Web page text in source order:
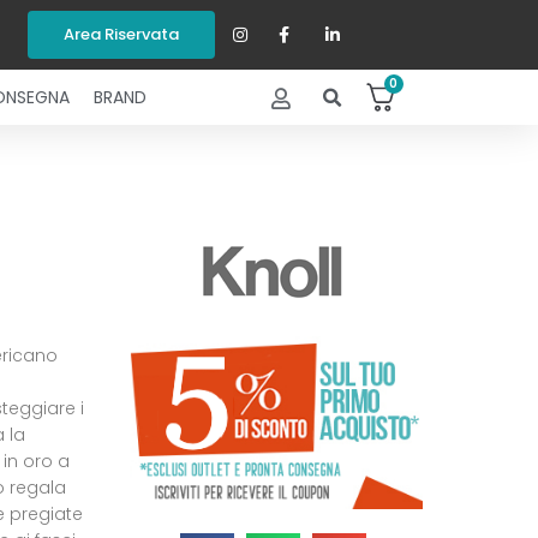
Area Riservata
BRAND
0
i
la
oro a
regala
pregiate